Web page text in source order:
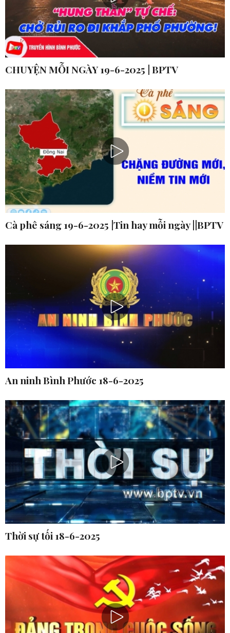
CHUYỆN MỖI NGÀY 19-6-2025 | BPTV
Cà phê sáng 19-6-2025 |Tin hay mỗi ngày ||BPTV
An ninh Bình Phước 18-6-2025
Thời sự tối 18-6-2025